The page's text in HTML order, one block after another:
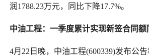
润1788.23万元，同比下降17.7%。
中油工程：一季度累计实现新签合同额
4月22日晚，中油工程(600339)发布公